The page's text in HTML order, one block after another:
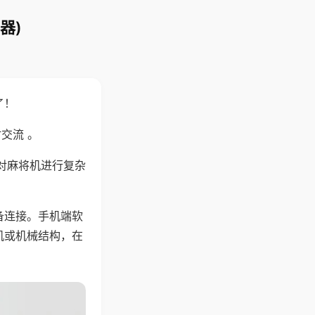
)
流 。
麻将机进行复杂
连接。手机端软
机械结构，在